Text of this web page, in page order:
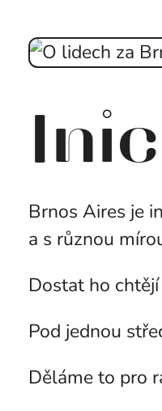
Brnos Aires je
a s různou
Dostat ho
Pod jednou
Děláme to pro